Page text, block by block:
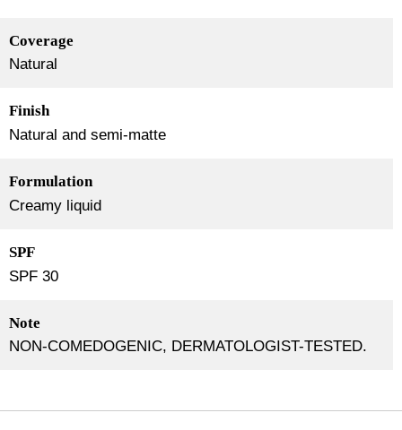
Coverage
Natural
Finish
Natural and semi-matte
Formulation
Creamy liquid
SPF
SPF 30
Note
NON-COMEDOGENIC, DERMATOLOGIST-TESTED.